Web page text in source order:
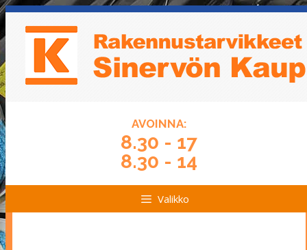
Siirry
sisältöön
Siirry
sisältöön
AVOINNA:
8.30 - 17
8.30 - 14
Valikko